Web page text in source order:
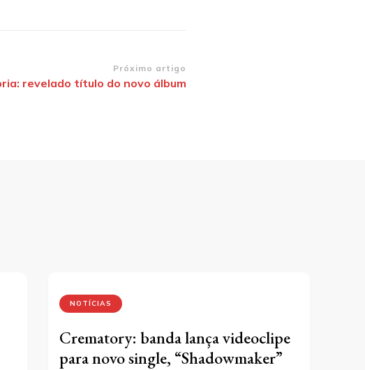
Próximo artigo
revelado título do novo álbum
NOTÍCIAS
Crematory: banda lança videoclipe
para novo single, “Shadowmaker”